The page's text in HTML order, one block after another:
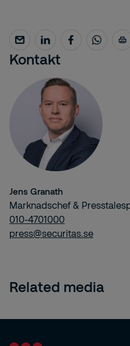
Kontakt
Jens Granath
Marknadschef &
010-4701000
press@securitas.se
Related media